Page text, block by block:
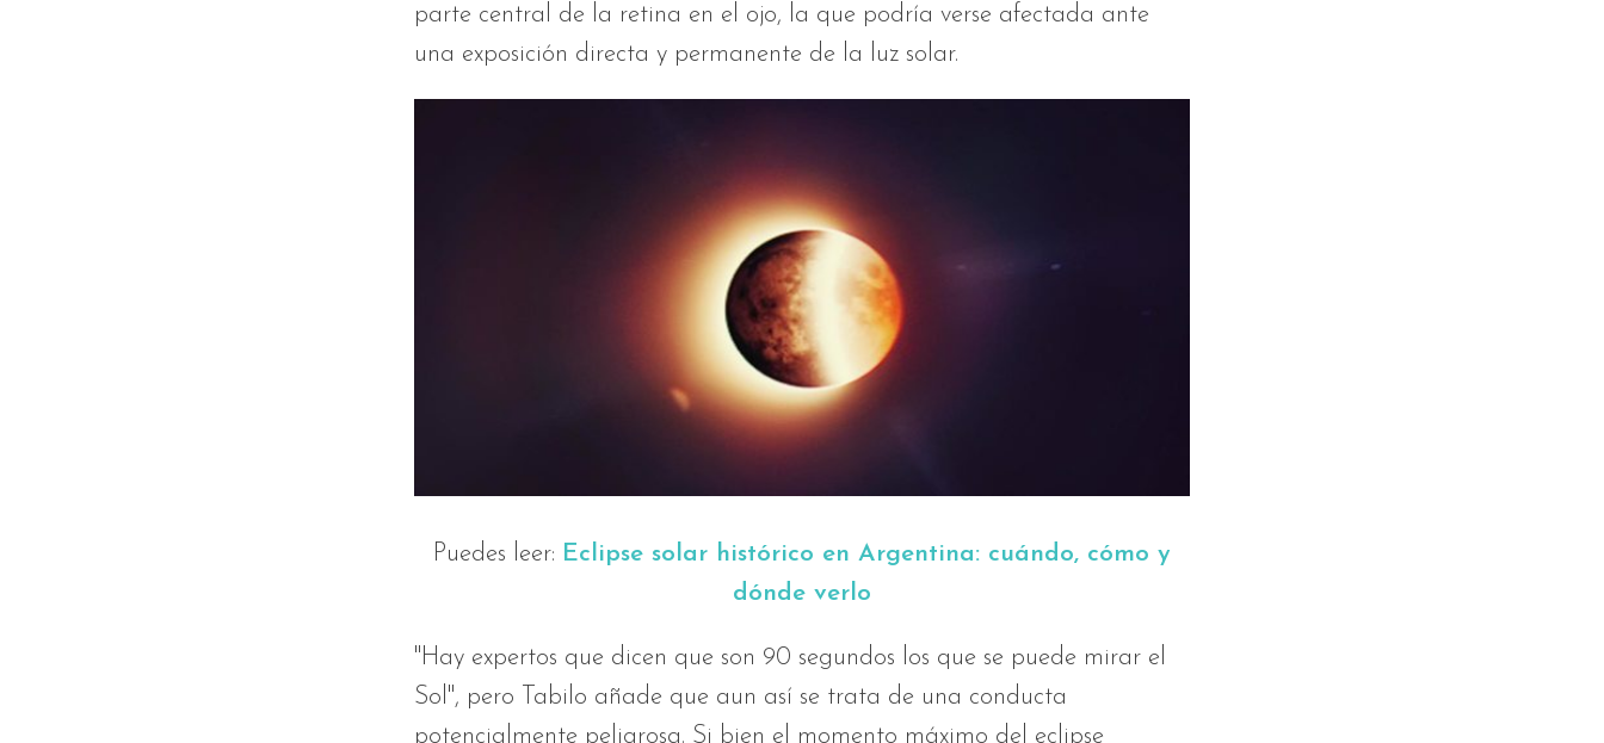
parte central de la retina en el ojo, la que podría verse afectada ante
una exposición directa y permanente de la luz solar.
Puedes leer: Eclipse solar histórico en Argentina: cuándo, cómo y
dónde verlo
"Hay expertos que dicen que son 90 segundos los que se puede mirar el
Sol", pero Tabilo añade que aun así se trata de una conducta
potencialmente peligrosa. Si bien el momento máximo del eclipse